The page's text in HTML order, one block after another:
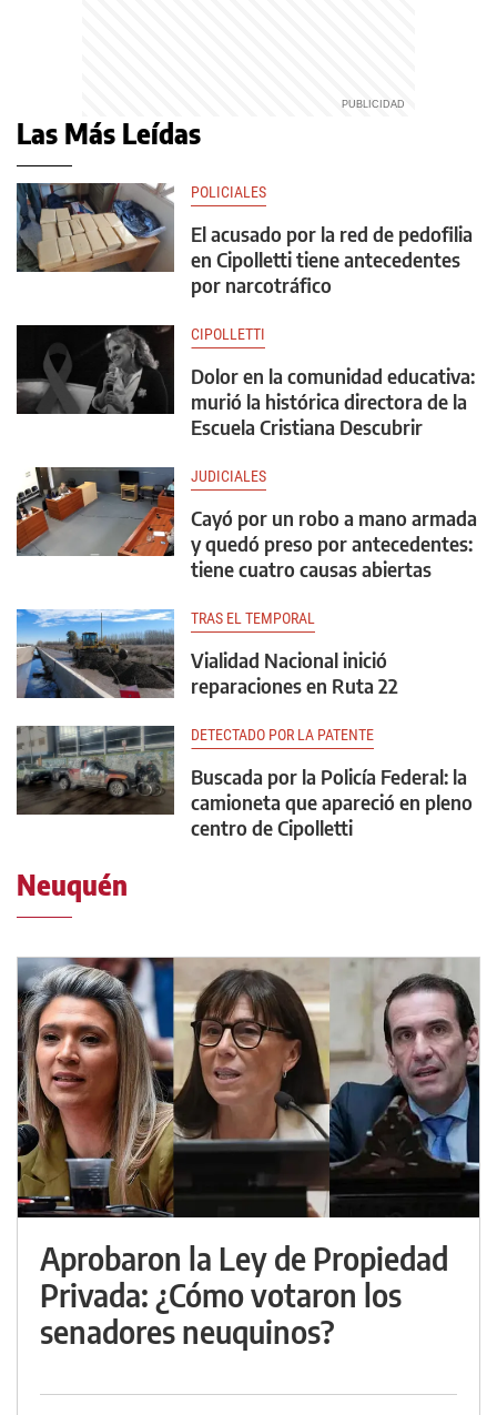
Las Más Leídas
POLICIALES
El acusado por la red de pedofilia
en Cipolletti tiene antecedentes
por narcotráfico
CIPOLLETTI
Dolor en la comunidad educativa:
murió la histórica directora de la
Escuela Cristiana Descubrir
JUDICIALES
Cayó por un robo a mano armada
y quedó preso por antecedentes:
tiene cuatro causas abiertas
TRAS EL TEMPORAL
Vialidad Nacional inició
reparaciones en Ruta 22
DETECTADO POR LA PATENTE
Buscada por la Policía Federal: la
camioneta que apareció en pleno
centro de Cipolletti
Neuquén
Aprobaron la Ley de Propiedad
Privada: ¿Cómo votaron los
senadores neuquinos?